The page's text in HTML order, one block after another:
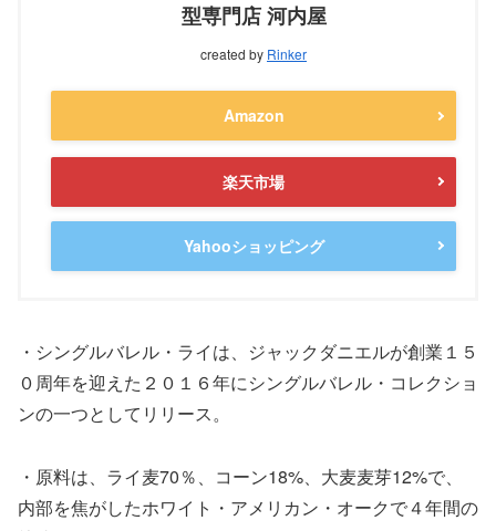
型専門店 河内屋
created by Rinker
Amazon
楽天市場
Yahooショッピング
・シングルバレル・ライは、ジャックダニエルが創業１５
０周年を迎えた２０１６年にシングルバレル・コレクショ
ンの一つとしてリリース。
・原料は、ライ麦70％、コーン18%、大麦麦芽12%で、
内部を焦がしたホワイト・アメリカン・オークで４年間の